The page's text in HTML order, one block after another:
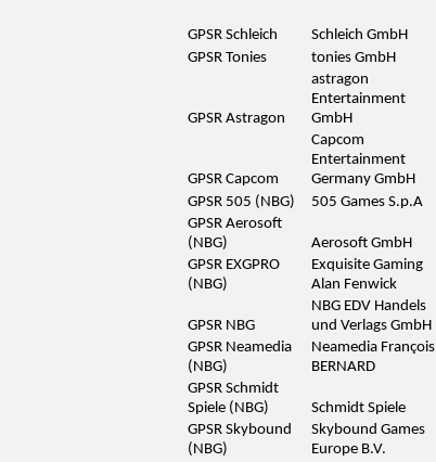
GPSR Schleich Schleich GmbH
GPSR Tonies
tonies GmbH
GPSR Astragon
astragon
Entertainment
GmbH
GPSR Capcom
Capcom
Entertainment
Germany GmbH
GPSR 505 (NBG)
505 Games S.p.A
GPSR Aerosoft
(NBG)
Aerosoft GmbH
GPSR EXGPRO
(NBG)
Exquisite Gaming
Alan Fenwick
GPSR NBG
NBG EDV Handels
und Verlags GmbH
GPSR Neamedia
(NBG)
Neamedia François
BERNARD
GPSR Schmidt
Spiele (NBG)
Schmidt Spiele
GPSR Skybound
(NBG)
Skybound Games
Europe B.V.